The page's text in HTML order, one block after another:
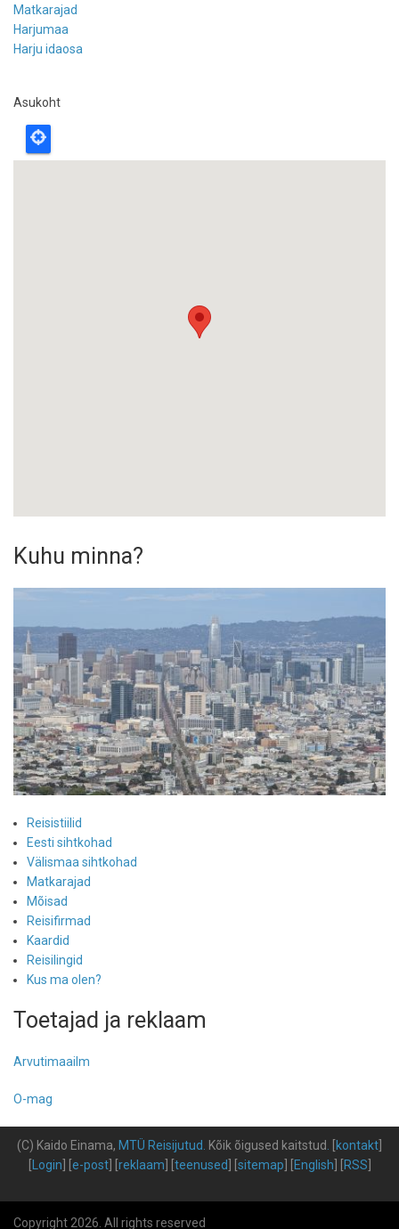
Matkarajad
Harjumaa
Harju idaosa
Asukoht
Kuhu minna?
Reisistiilid
Eesti sihtkohad
Välismaa sihtkohad
Matkarajad
Mõisad
Reisifirmad
Kaardid
Reisilingid
Kus ma olen?
Toetajad ja reklaam
Arvutimaailm
O-mag
(C) Kaido Einama, MTÜ Reisijutud Kõik õigused kaitstud kontakt
Login e-post] [ reklaam teenused sitemap English RSS
Copyright 2026. All rights reserved